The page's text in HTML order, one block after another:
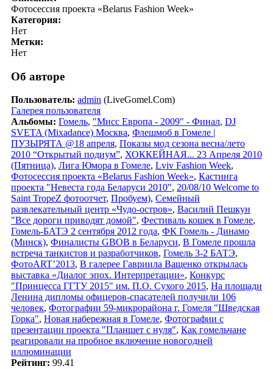
Фотосессия проекта «Belarus Fashion Week»
Категория:
Нет
Метки:
Нет
Об авторе
Пользователь: admin (LiveGomel.Com)
Галерея пользователя
Альбомы: Гомель, "Мисс Европа - 2009" - Финал, DJ
SVETA (Mixadance) Москва, Флешмоб в Гомеле |
ПУЗЫРЯТА @18 апреля, Показы мод сезона весна/лето
2010 “Открытый подиум”, ХОККЕЙНАЯ... 23 Апреля 2010
(Пятница), Лига Юмора в Гомеле, Lviv Fashion Week,
Фотосессия проекта «Belarus Fashion Week», Кастинга
проекта "Невеста года Беларуси 2010", 20/08/10 Welcome to
Saint TropeZ фотоотчет, Пробуем), Семейный
развлекательный центр «Чудо-остров», Василий Пешкун
"Все дороги приводят домой", Фестиваль кошек в Гомеле,
Гомель-БАТЭ 2 сентября 2012 года, ФК Гомель - Динамо
(Минск), Финалисты GBOB в Беларуси, В Гомеле прошла
встреча танкистов и разработчиков, Гомель 3-2 БАТЭ,
ФотоART’2013, В галерее Гавриила Ващенко открылась
выставка «Диалог эпох. Интерпретации», Конкурс
"Принцесса ГГТУ 2015" им. П.О. Сухого 2015, На площади
Ленина дипломы офицеров-спасателей получили 106
человек, Фотографии 59-микрорайона г. Гомеля "Шведская
Горка", Новая набережная в Гомеле, Фотографии с
презентации проекта "Планшет с нуля", Как гомельчане
реагировали на пробное включение новогодней
иллюминации
Рейтинг: 99.41